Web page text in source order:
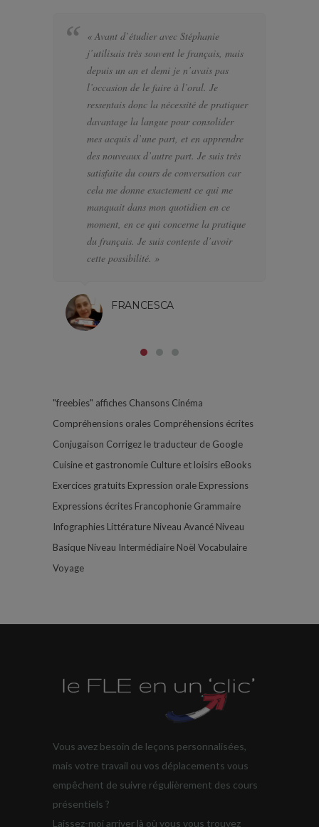
« Avant d’étudier avec Stéphanie
j’utilisais très souvent le français, mais
depuis un an et demi je n’avais pas
l’occasion de le faire à l’oral. Je
ressentais donc la nécessité de pratiquer
davantage la langue pour consolider
mes acquis d’une part, et en apprendre
des nouveaux d’autre part. Je suis très
satisfaite du cours de conversation car
cela me donne exactement ce qui me
manquait dans mon quotidien en ce
moment, en ce qui concerne la pratique
du français. Je suis contente d’avoir
cette possibilité. »
FRANCESCA
"freebies" affiches Chansons Cinéma
Compréhensions orales Compréhensions écrites
Conjugaison Corrigez le traducteur de Google
Cuisine et gastronomie Culture et loisirs eBooks
Exercices gratuits Expression orale Expressions
Expressions écrites Francophonie Grammaire
Infographies Littérature Niveau Avancé Niveau
Basique Niveau Intermédiaire Noël Vocabulaire
Voyage
Vous avez besoin de leçons personnalisées,
mais votre travail ou vos déplacements vous
empêchent de suivre régulièrement des cours
présentiels ?
Laissez-moi arriver là où vous vous trouvez